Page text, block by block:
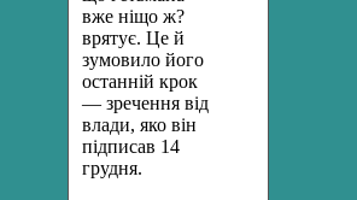
вже ніщо ж?
врятує. Це й
зумовило його
останній крок
— зречення від
влади, яко він
підписав 14
грудня.